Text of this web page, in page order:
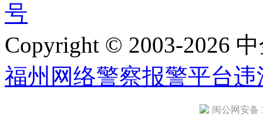
号
Copyright © 2003-2026
福州网络警察报警平台违
闽公网安备